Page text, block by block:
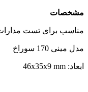
مشخصات
مناسب برای تست
مدل مینی 170 سوراخ
ابعاد: 46x35x9 mm